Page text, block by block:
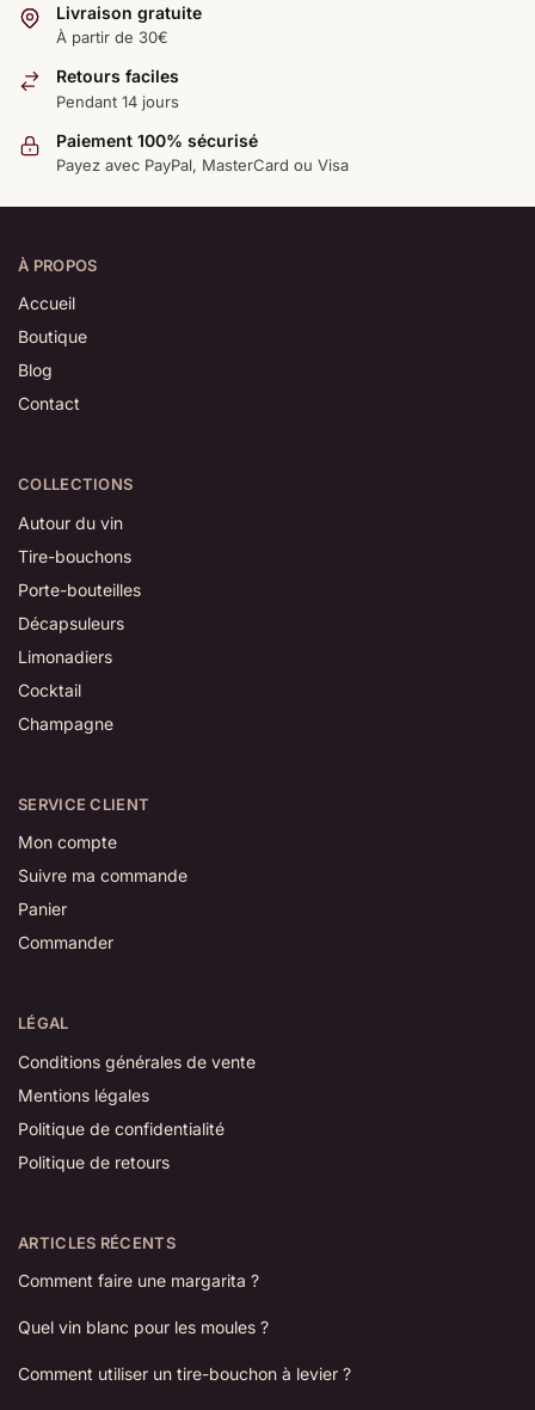
Livraison gratuite
À partir de 30€
Retours faciles
Pendant 14 jours
Paiement 100% sécurisé
Payez avec PayPal, MasterCard ou Visa
À PROPOS
Accueil
Boutique
Blog
Contact
COLLECTIONS
Autour du vin
Tire-bouchons
Porte-bouteilles
Décapsuleurs
Limonadiers
Cocktail
Champagne
SERVICE CLIENT
Mon compte
Suivre ma commande
Panier
Commander
LÉGAL
Conditions générales de vente
Mentions légales
Politique de confidentialité
Politique de retours
ARTICLES RÉCENTS
Comment faire une margarita ?
Quel vin blanc pour les moules ?
Comment utiliser un tire-bouchon à levier ?